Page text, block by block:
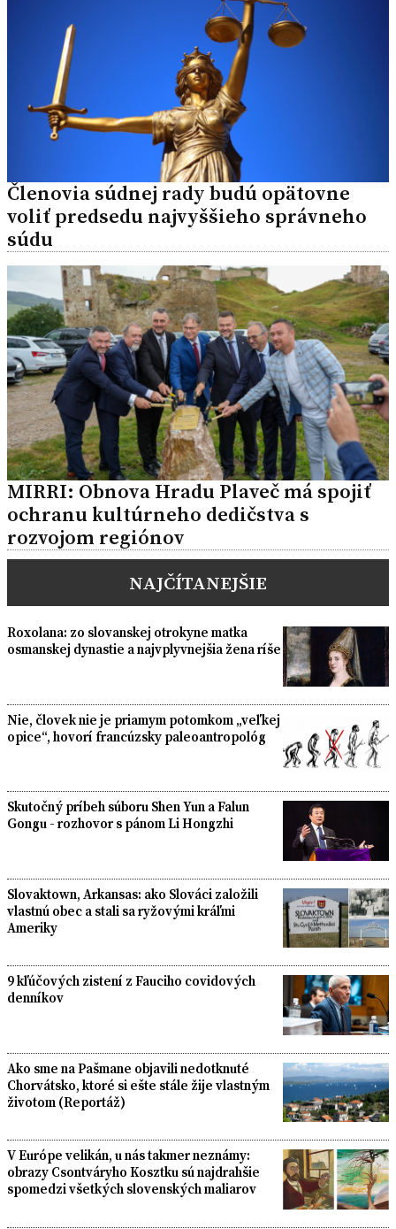
Členovia súdnej rady budú opätovne
voliť predsedu najvyššieho správneho
súdu
MIRRI: Obnova Hradu Plaveč má spojiť
ochranu kultúrneho dedičstva s
rozvojom regiónov
NAJČÍTANEJŠIE
Roxolana: zo slovanskej otrokyne matka
osmanskej dynastie a najvplyvnejšia žena ríše
Nie, človek nie je priamym potomkom „veľkej
opice“, hovorí francúzsky paleoantropológ
Skutočný príbeh súboru Shen Yun a Falun
Gongu - rozhovor s pánom Li Hongzhi
Slovaktown, Arkansas: ako Slováci založili
vlastnú obec a stali sa ryžovými kráľmi
Ameriky
9 kľúčových zistení z Fauciho covidových
denníkov
Ako sme na Pašmane objavili nedotknuté
Chorvátsko, ktoré si ešte stále žije vlastným
životom (Reportáž)
V Európe velikán, u nás takmer neznámy:
obrazy Csontváryho Kosztku sú najdrahšie
spomedzi všetkých slovenských maliarov